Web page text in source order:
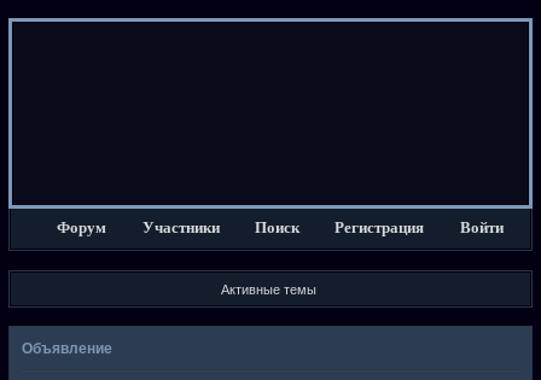
Форум Участники Поиск Регистрация Войти
Активные темы
Объявление